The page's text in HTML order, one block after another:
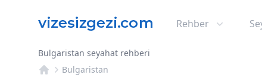
Rehber
Bulgaristan seyahat rehberi
Bulgaristan